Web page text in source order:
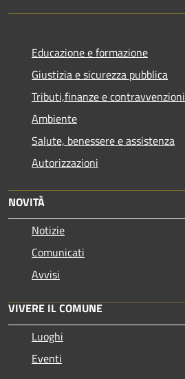
Educazione e formazione
Giustizia e sicurezza pubblica
Tributi,finanze e contravvenzioni
Ambiente
Salute, benessere e assistenza
Autorizzazioni
NOVITÀ
Notizie
Comunicati
Avvisi
VIVERE IL COMUNE
Luoghi
Eventi